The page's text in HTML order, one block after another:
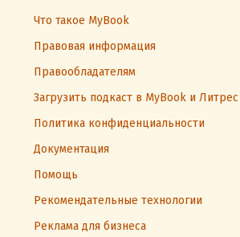
Что такое MyBook
Правовая информация
Правообладателям
Загрузить подкаст в MyBook и Литрес
Политика конфиденциальности
Документация
Помощь
Рекомендательные технологии
Реклама для бизнеса